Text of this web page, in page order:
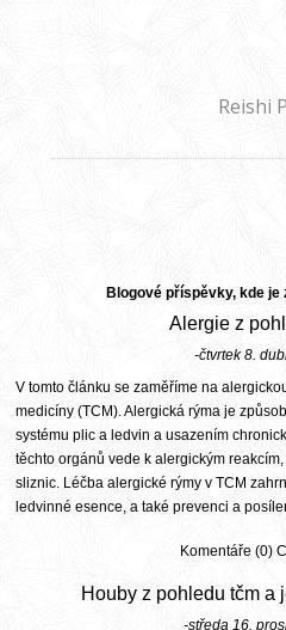
Reishi
Blogové příspěvky, kde je
Alergie z
-čtvrtek 8.
V tomto článku se zaměříme na
medicíny (TCM). Alergická rýma je
systému plic a ledvin a usazením
těchto orgánů vede k alergickým
sliznic. Léčba alergické rýmy v TCM
ledvinné esence, a také prevenci a
Komentáře (0)
Houby z pohledu tčm a
-středa 16.